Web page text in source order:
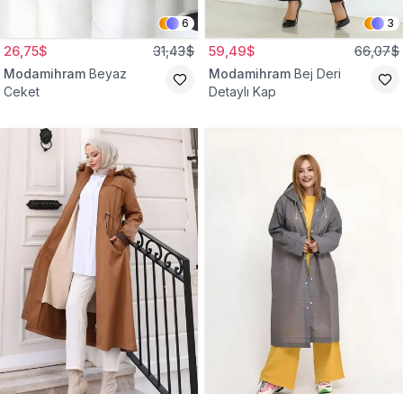
6
26,75$ 31,43$
Modamihram Beyaz
Ceket
3
59,49$ 66,07$
Modamihram Bej Deri
Detaylı Kap